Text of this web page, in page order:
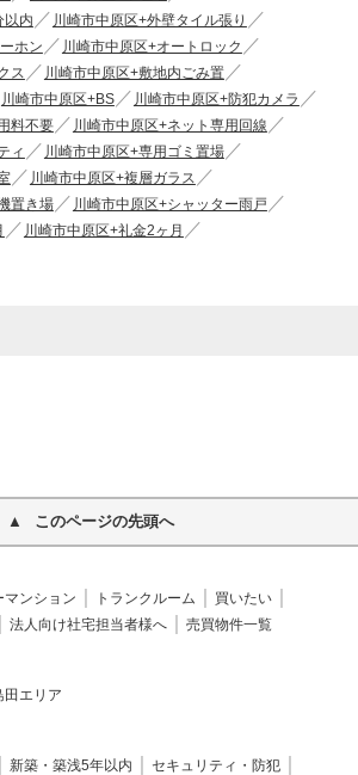
以内
川崎市中原区+外壁タイル張り
ホン
川崎市中原区+オートロック
ス
川崎市中原区+敷地内ごみ置
川崎市中原区+BS
川崎市中原区+防犯カメラ
料不要
川崎市中原区+ネット専用回線
ィ
川崎市中原区+専用ゴミ置場
川崎市中原区+複層ガラス
置き場
川崎市中原区+シャッター雨戸
川崎市中原区+礼金2ヶ月
このページの先頭へ
マンション トランクルーム
買いたい
法人向け社宅担当者様へ 売買物件一覧
田エリア
新築・築浅5年以内
セキュリティ・防犯